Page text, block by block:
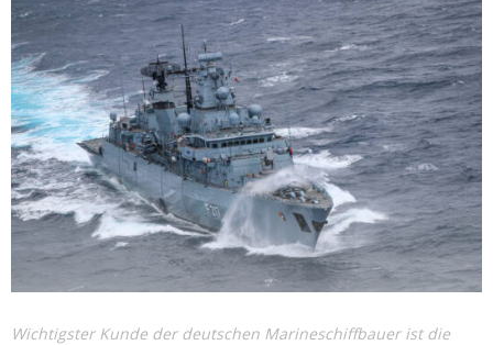
Wichtigster Kunde der deutschen Marineschiffbauer ist die